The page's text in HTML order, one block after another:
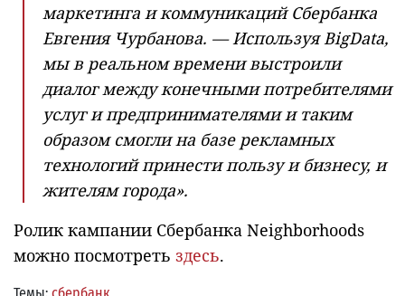
маркетинга и коммуникаций Сбербанка
Евгения Чурбанова. — ИспользуяBigData,
мы в реальном времени выстроили
диалог между конечными потребителями
услуг и предпринимателями и таким
образом смогли на базе рекламных
технологий принести пользу и бизнесу, и
жителям города».
Ролик кампании Сбербанка Neighborhoods
можно посмотреть здесь.